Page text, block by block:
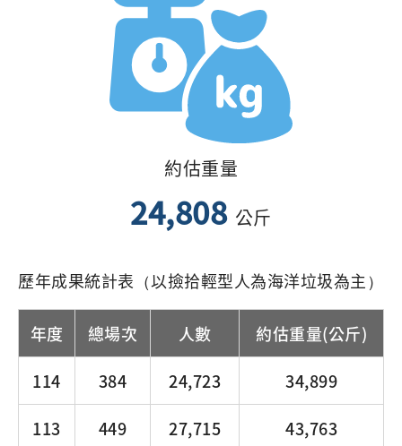
約估重量
24,808 公斤
歷年成果統計表（以撿拾輕型人為海洋垃圾為主）
年度 總場次 人數 約估重量(公斤)
114 384 24,723 34,899
113 449 27,715 43,763